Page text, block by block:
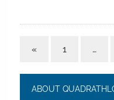
« 1 …
ABOUT